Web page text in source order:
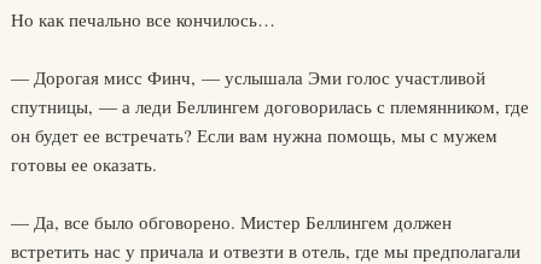
Но как печально все кончилось…
— Дорогая мисс Финч, — услышала Эми голос участливой
спутницы, — а леди Беллингем договорилась с племянником, где
он будет ее встречать? Если вам нужна помощь, мы с мужем
готовы ее оказать.
— Да, все было обговорено. Мистер Беллингем должен
встретить нас у причала и отвезти в отель, где мы предполагали